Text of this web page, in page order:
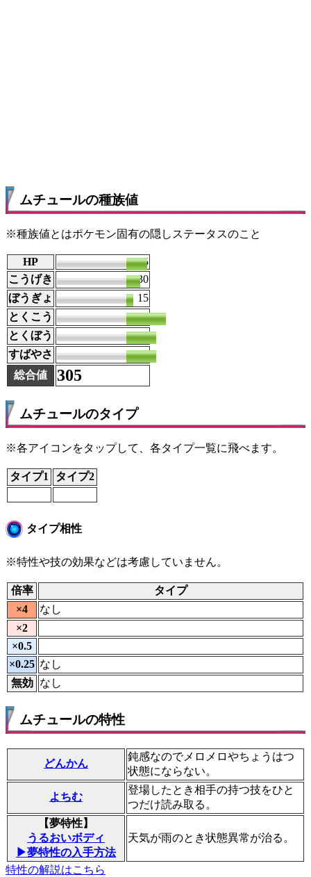
ムチュールの種族値
※種族値とはポケモン固有の隠しステータスのこと
HP
45
こうげき
30
ぼうぎょ
15
とくこう
85
とくぼう
65
すばやさ
65
総合値
305
ムチュールのタイプ
※各アイコンをタップして、各タイプ一覧に飛べます。
タイプ1 タイプ2
タイプ相性
※特性や技の効果などは考慮していません。
倍率
タイプ
×4
なし
×2
×0.5
×0.25 なし
無効
なし
ムチュールの特性
どんかん
鈍感なのでメロメロやちょうはつ
状態にならない。
よちむ
登場したとき相手の持つ技をひと
つだけ読み取る。
【夢特性】
うるおいボディ
▶夢特性の入手方法
天気が雨のとき状態異常が治る。
特性の解説はこちら